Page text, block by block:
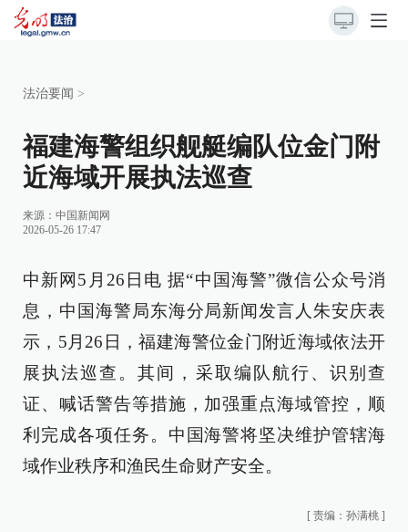
法治要闻 >
福建海警组织舰艇编队位金门附
近海域开展执法巡查
来源： 中国新闻网
2026-05-26 17:47
中新网5月26日电 据“中国海警”微信公众号消
息，中国海警局东海分局新闻发言人朱安庆表
示，5月26日，福建海警位金门附近海域依法开
展执法巡查。其间，采取编队航行、识别查
证、喊话警告等措施，加强重点海域管控，顺
利完成各项任务。中国海警将坚决维护管辖海
域作业秩序和渔民生命财产安全。
[ 责编：孙满桃 ]